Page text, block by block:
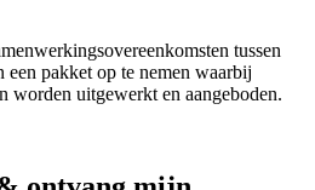
tussen
pakket op te nemen waarbij
worden uitgewerkt en aangeboden.